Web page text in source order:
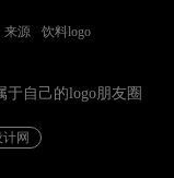
来源 饮料logo
于自己的logo朋友圈
计网